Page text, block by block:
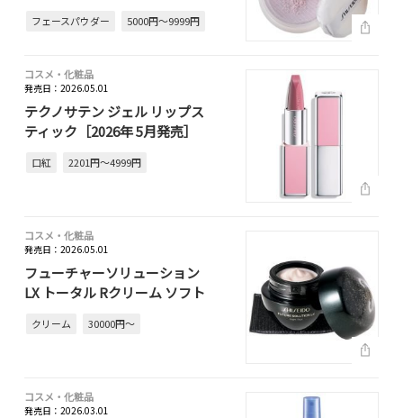
フェースパウダー 5000円～9999円
コスメ・化粧品
発売日：2026.05.01
テクノサテン ジェル リップス
ティック［2026年 5月発売］
口紅 2201円～4999円
コスメ・化粧品
発売日：2026.05.01
フューチャーソリューション
LX トータル Rクリーム ソフト
クリーム 30000円～
コスメ・化粧品
発売日：2026.03.01